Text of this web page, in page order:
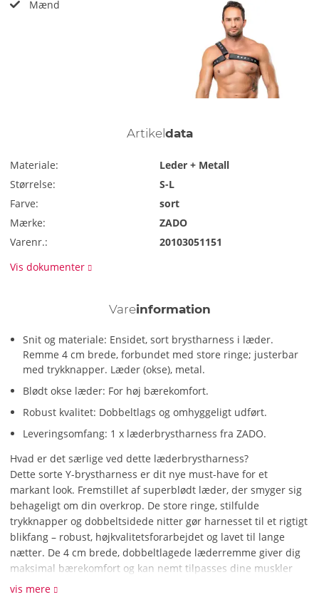
Mænd
Artikel data
Materiale:
Leder + Metall
Størrelse:
S-L
Farve:
sort
Mærke:
ZADO
Varenr.:
20103051151
Vis dokumenter
Vareinformation
Snit og materiale: Ensidet, sort brystharness i læder.
Remme 4 cm brede, forbundet med store ringe; justerbar
med trykknapper. Læder (okse), metal.
Blødt okse læder: For høj bærekomfort.
Robust kvalitet: Dobbeltlags og omhyggeligt udført.
Leveringsomfang: 1 x læderbrystharness fra ZADO.
Hvad er det særlige ved dette læderbrystharness?
Dette sorte Y-brystharness er dit nye must-have for et
markant look. Fremstillet af superblødt læder, der smyger sig
behageligt om din overkrop. De store ringe, stilfulde
trykknapper og dobbeltsidede nitter gør harnesset til et rigtigt
blikfang – robust, højkvalitetsforarbejdet og lavet til lange
nætter. De 4 cm brede, dobbeltlagede læderremme giver dig
maksimal bærekomfort og kan nemt tilpasses dine muskler
med trykknapperne. Bær det direkte på huden eller afslappet
vis mere